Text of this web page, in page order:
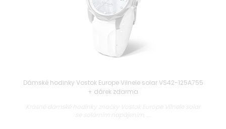
Dámské hodinky Vostok Europe Vilnele solar VS42-125A755
+ dárek zdarma